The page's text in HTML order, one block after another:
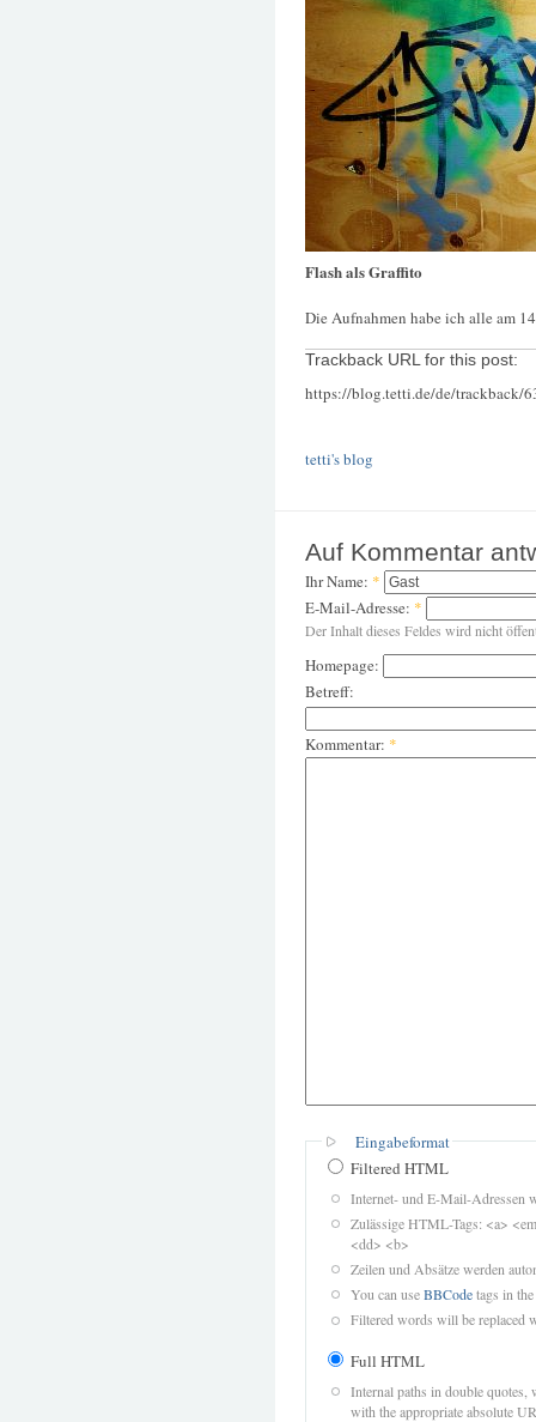
Flash als Graffito
Die Aufnahmen habe ich alle am
Trackback URL for this post:
https://blog.tetti.de/de/trackback/
tetti's blog
Auf Kommentar
Ihr Name: *
E-Mail-Adresse: *
Der Inhalt dieses Feldes wird nicht
Homepage:
Betreff:
Kommentar: *
Eingabeformat
Filtered HTML
Internet- und E-Mail-Adressen
Zulässige HTML-Tags: <a>
<dd> <b>
Zeilen und Absätze werden
You can useBBCodetags in
Filtered words will be replaced
Full HTML
Internal paths in double quotes,
with the appropriate absolute